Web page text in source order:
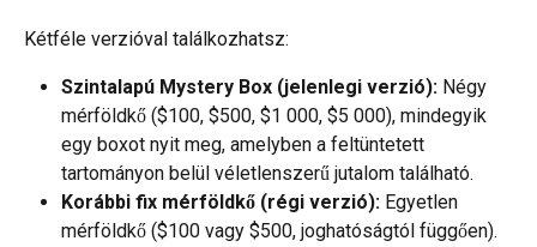
Kétféle verzióval találkozhatsz:
Szintalapú Mystery Box (jelenlegi verzió): Négy
mérföldkő ($100, $500, $1 000, $5 000), mindegyik
egy boxot nyit meg, amelyben a feltüntetett
tartományon belül véletlenszerű jutalom található.
Korábbi fix mérföldkő (régi verzió): Egyetlen
mérföldkő ($100 vagy $500, joghatóságtól függően).